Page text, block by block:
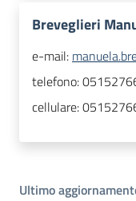
Breveglieri
e-mail:
telefono:
cellulare:
Ultimo